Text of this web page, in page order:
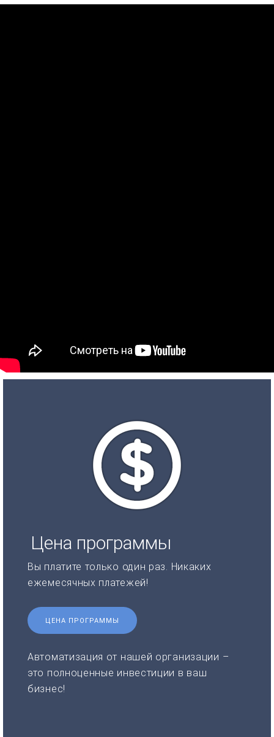
Цена программы
Вы платите только один раз. Никаких
ежемесячных платежей!
ЦЕНА ПРОГРАММЫ
Автоматизация от нашей организации –
это полноценные инвестиции в ваш
бизнес!